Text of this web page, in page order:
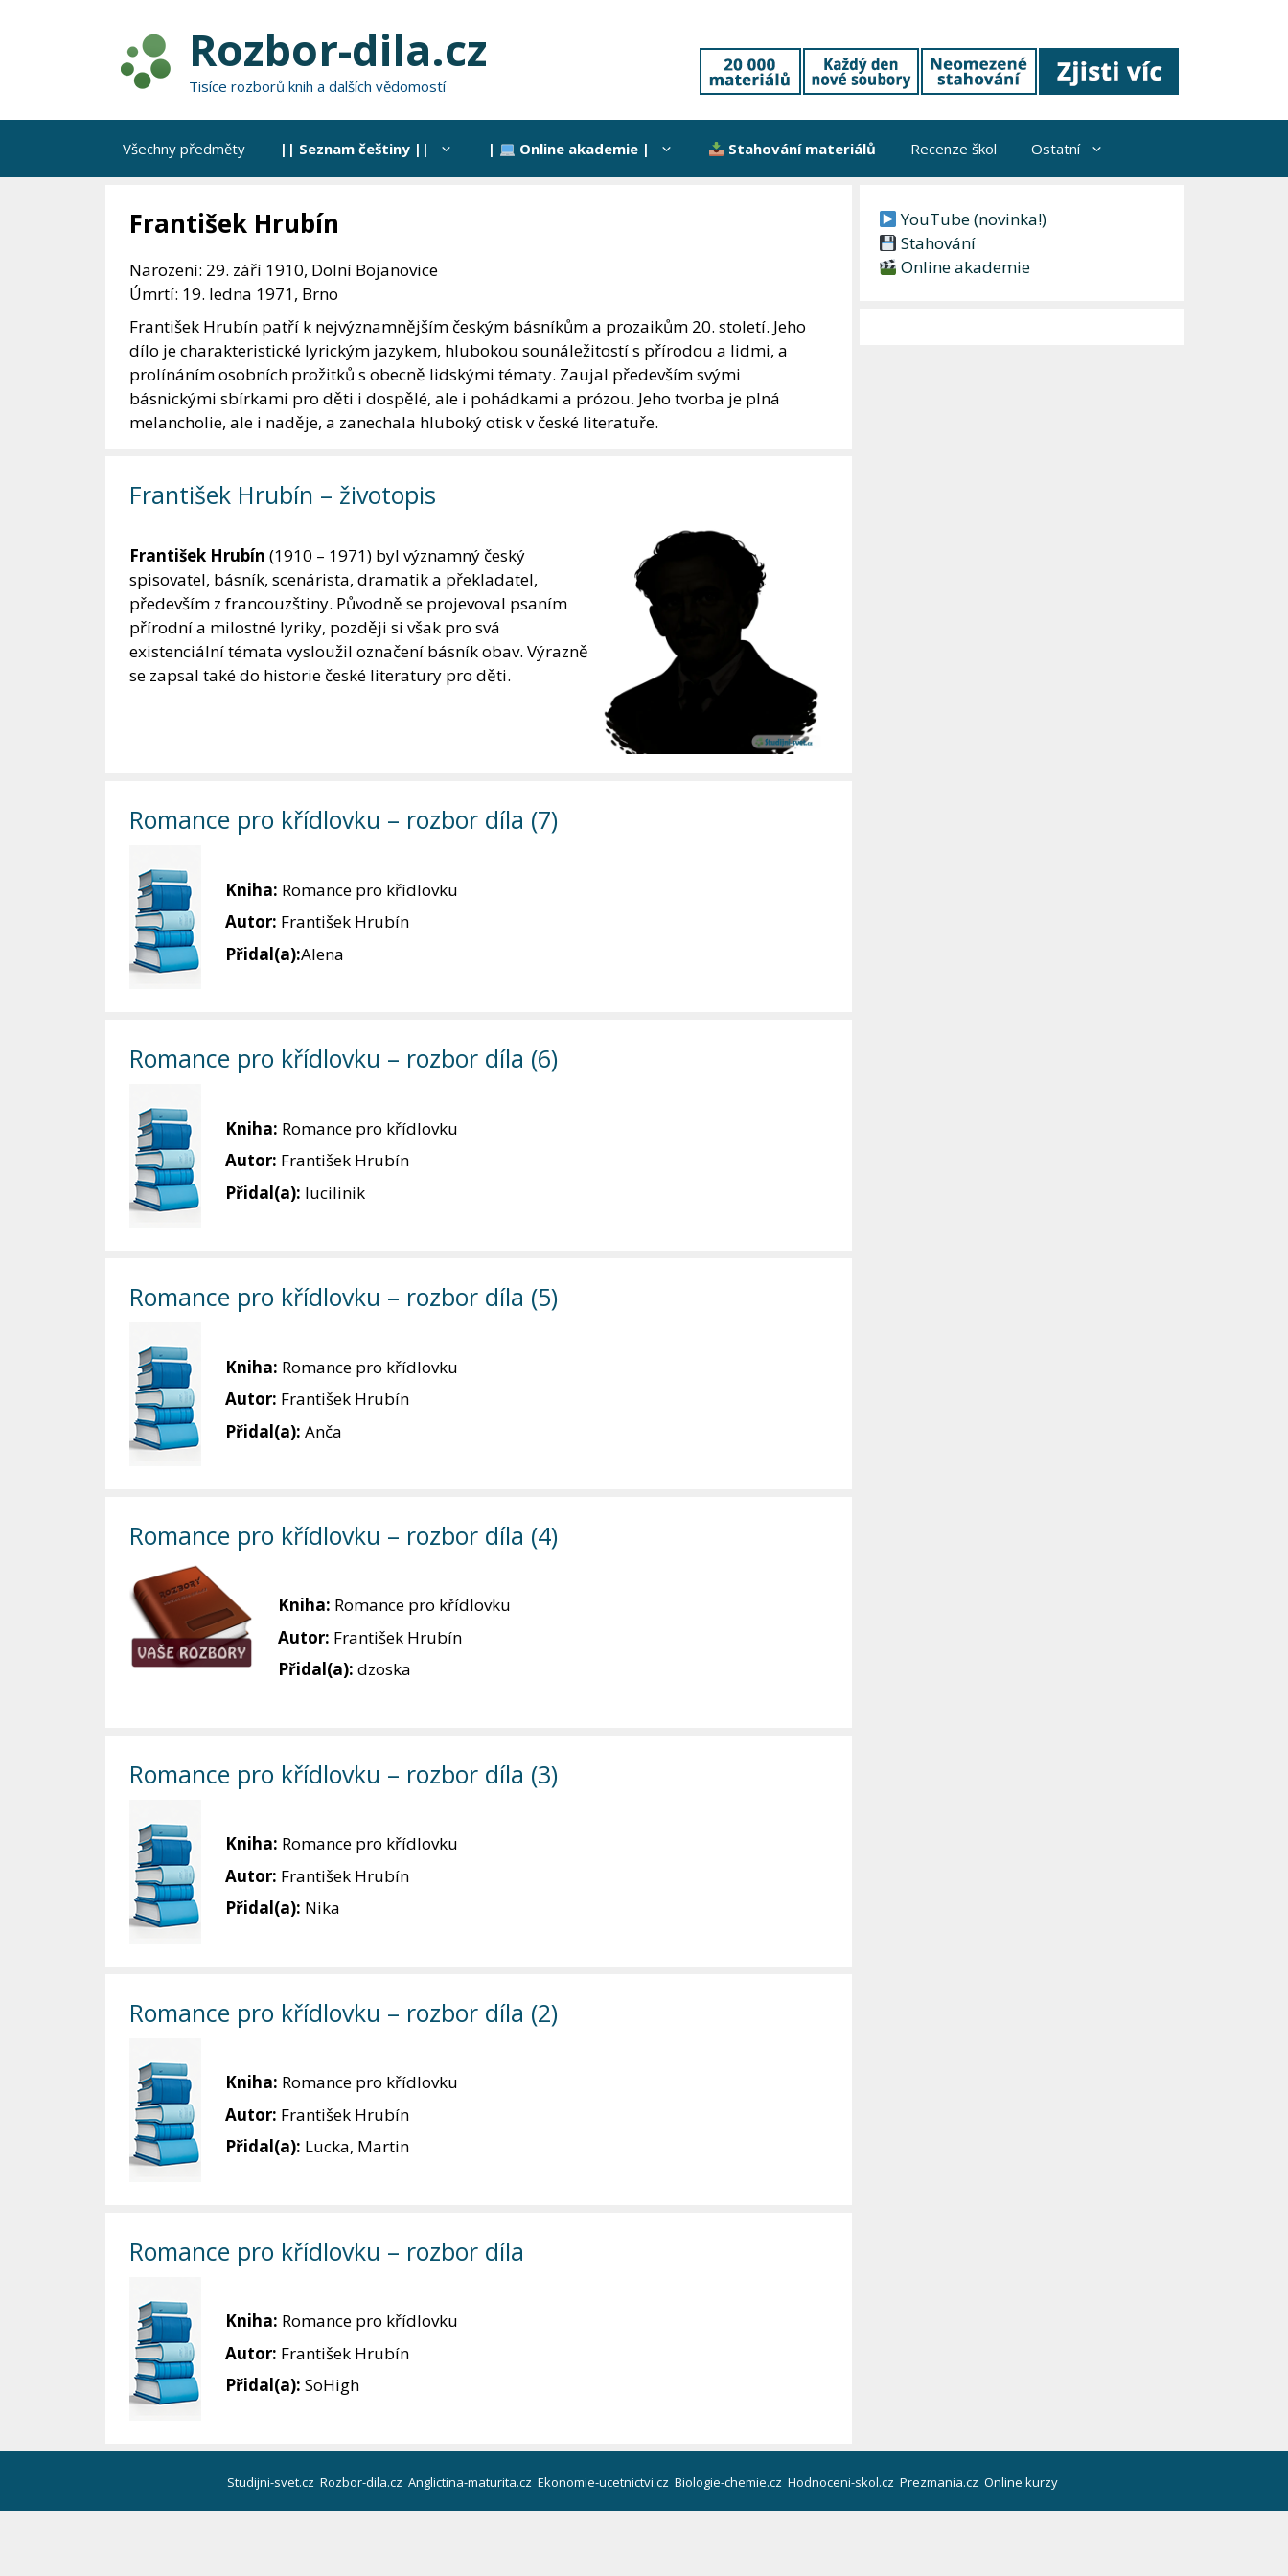
Rozbor-dila.cz
Tisíce rozborů knih a dalších vědomostí
Všechny předměty || Seznam češtiny || | Online akademie | Stahování materiálů Recenze škol Ostatní
František Hrubín
Narození: 29. září 1910, Dolní Bojanovice
Úmrtí: 19. ledna 1971, Brno
František Hrubín patří k nejvýznamnějším českým básníkům a prozaikům 20. století. Jeho
dílo je charakteristické lyrickým jazykem, hlubokou sounáležitostí s přírodou a lidmi, a
prolínáním osobních prožitků s obecně lidskými tématy. Zaujal především svými
básnickými sbírkami pro děti i dospělé, ale i pohádkami a prózou. Jeho tvorba je plná
melancholie, ale i naděje, a zanechala hluboký otisk v české literatuře.
František Hrubín – životopis
František Hrubín (1910 – 1971) byl významný český
spisovatel, básník, scenárista, dramatik a překladatel,
především z francouzštiny. Původně se projevoval psaním
přírodní a milostné lyriky, později si však pro svá
existenciální témata vysloužil označení básník obav. Výrazně
se zapsal také do historie české literatury pro děti.
Romance pro křídlovku – rozbor díla (7)
Kniha: Romance pro křídlovku
Autor: František Hrubín
Přidal(a):Alena
Romance pro křídlovku – rozbor díla (6)
Kniha: Romance pro křídlovku
Autor: František Hrubín
Přidal(a): lucilinik
Romance pro křídlovku – rozbor díla (5)
Kniha: Romance pro křídlovku
Autor: František Hrubín
Přidal(a): Anča
Romance pro křídlovku – rozbor díla (4)
Kniha: Romance pro křídlovku
Autor: František Hrubín
Přidal(a): dzoska
Romance pro křídlovku – rozbor díla (3)
Kniha: Romance pro křídlovku
Autor: František Hrubín
Přidal(a): Nika
Romance pro křídlovku – rozbor díla (2)
Kniha: Romance pro křídlovku
Autor: František Hrubín
Přidal(a): Lucka, Martin
Romance pro křídlovku – rozbor díla
Kniha: Romance pro křídlovku
Autor: František Hrubín
Přidal(a): SoHigh
YouTube (novinka!)
Stahování
Online akademie
Studijni-svet.cz Rozbor-dila.cz Anglictina-maturita.cz Ekonomie-ucetnictvi.cz Biologie-chemie.cz Hodnoceni-skol.cz Prezmania.cz Online kurzy